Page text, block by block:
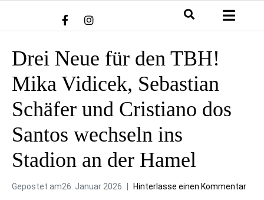
Drei Neue für den TBH!
Mika Vidicek, Sebastian
Schäfer und Cristiano dos
Santos wechseln ins
Stadion an der Hamel
Gepostet am26. Januar 2026 Hinterlasse einen Kommentar